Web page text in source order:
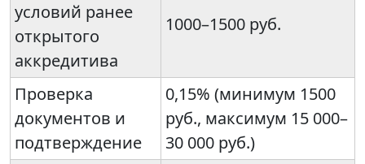
условий ранее
открытого
аккредитива
1000–1500 руб.
Проверка
документов и
подтверждение
0,15% (минимум 1500
руб., максимум 15 000–
30 000 руб.)